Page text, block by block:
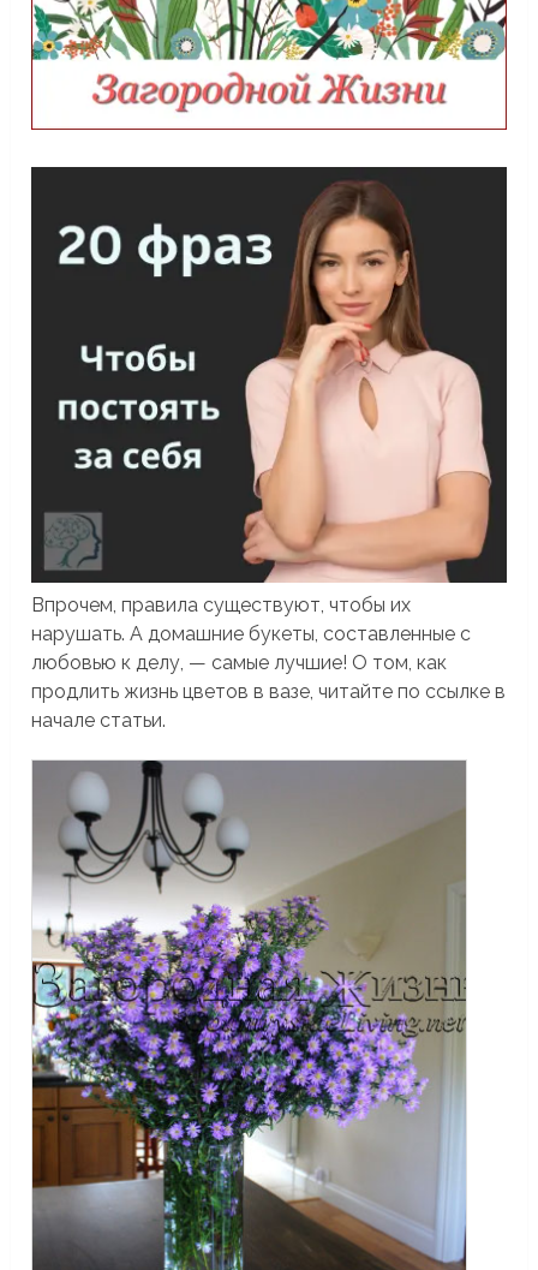
Впрочем, правила существуют, чтобы их
нарушать. А домашние букеты, составленные с
любовью к делу, — самые лучшие! О том, как
продлить жизнь цветов в вазе, читайте по ссылке в
начале статьи.